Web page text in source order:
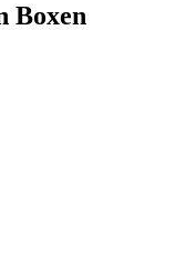
Boxen